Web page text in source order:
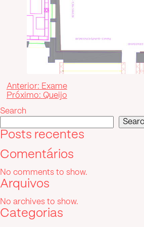
Post
navigation
Anterior: Exame
Próximo: Queijo
Search
Posts recentes
Comentários
No comments to show.
Arquivos
No archives to show.
Categorias